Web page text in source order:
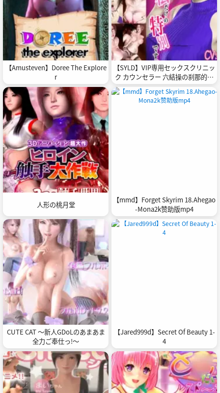
【Amusteven】Doree The Explore
r
【SYLD】VIP専用セックスクリニッ
ク カウンセラー 六結操の刹那的前
日譚
人形の桃月堂
【mmd】Forget Skyrim 18.Ahegao
-Mona2k赞助版mp4
CUTE CAT ～新人GDoLのあまあま
全力ご奉仕っ!～
【Jared999d】Secret Of Beauty 1-
4